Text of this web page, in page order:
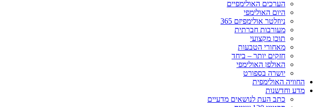
הערכים האולימפיים
היום האולימפי
ניוזלטר אולימפיזם 365
מעורבות חברתית
תוכן מקצועי
מאחורי הטבעות
חזקים יותר – ביחד
האולפן האולימפי
יושרה בספורט
החוויה האולימפית
מדע וחדשנות
כתב העת לנושאים מדעיים